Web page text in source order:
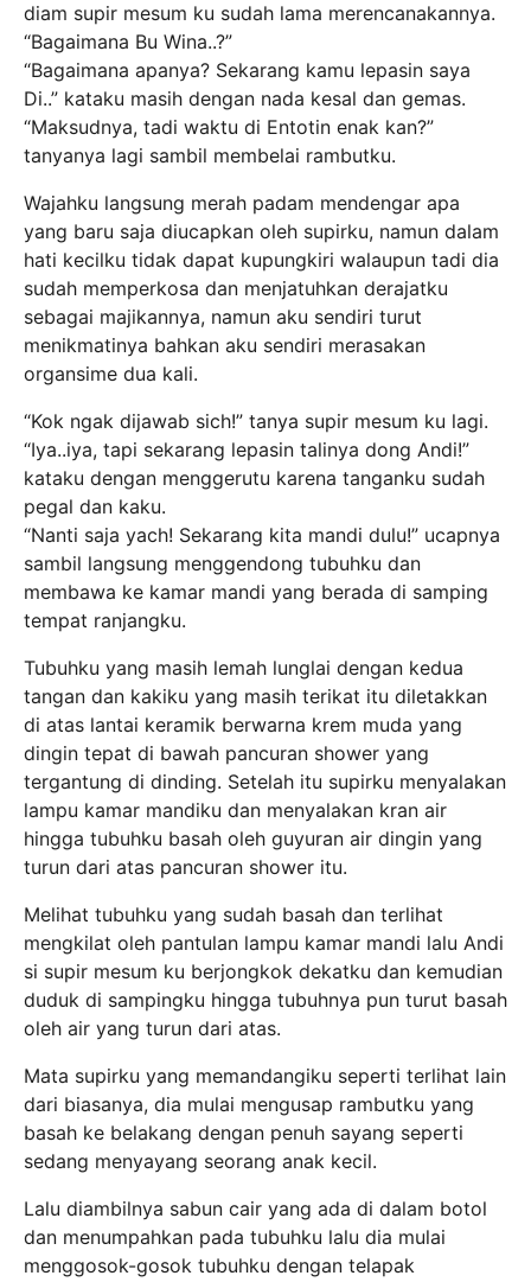
diam supir mesum ku sudah lama merencanakannya.
“Bagaimana Bu Wina..?”
“Bagaimana apanya? Sekarang kamu lepasin saya
Di..” kataku masih dengan nada kesal dan gemas.
“Maksudnya, tadi waktu di Entotin enak kan?”
tanyanya lagi sambil membelai rambutku.
Wajahku langsung merah padam mendengar apa
yang baru saja diucapkan oleh supirku, namun dalam
hati kecilku tidak dapat kupungkiri walaupun tadi dia
sudah memperkosa dan menjatuhkan derajatku
sebagai majikannya, namun aku sendiri turut
menikmatinya bahkan aku sendiri merasakan
organsime dua kali.
“Kok ngak dijawab sich!” tanya supir mesum ku lagi.
“Iya..iya, tapi sekarang lepasin talinya dong Andi!”
kataku dengan menggerutu karena tanganku sudah
pegal dan kaku.
“Nanti saja yach! Sekarang kita mandi dulu!” ucapnya
sambil langsung menggendong tubuhku dan
membawa ke kamar mandi yang berada di samping
tempat ranjangku.
Tubuhku yang masih lemah lunglai dengan kedua
tangan dan kakiku yang masih terikat itu diletakkan
di atas lantai keramik berwarna krem muda yang
dingin tepat di bawah pancuran shower yang
tergantung di dinding. Setelah itu supirku menyalakan
lampu kamar mandiku dan menyalakan kran air
hingga tubuhku basah oleh guyuran air dingin yang
turun dari atas pancuran shower itu.
Melihat tubuhku yang sudah basah dan terlihat
mengkilat oleh pantulan lampu kamar mandi lalu Andi
si supir mesum ku berjongkok dekatku dan kemudian
duduk di sampingku hingga tubuhnya pun turut basah
oleh air yang turun dari atas.
Mata supirku yang memandangiku seperti terlihat lain
dari biasanya, dia mulai mengusap rambutku yang
basah ke belakang dengan penuh sayang seperti
sedang menyayang seorang anak kecil.
Lalu diambilnya sabun cair yang ada di dalam botol
dan menumpahkan pada tubuhku lalu dia mulai
menggosok-gosok tubuhku dengan telapak